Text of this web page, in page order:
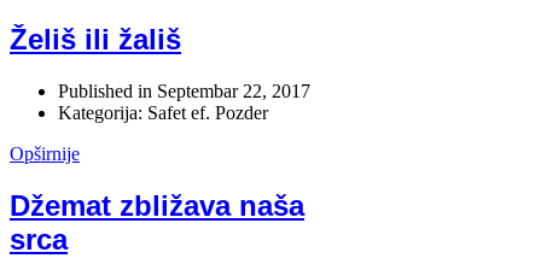
Želiš ili žališ
Published in Septembar 22, 2017
Kategorija: Safet ef. Pozder
Opširnije
Džemat zbližava naša
srca